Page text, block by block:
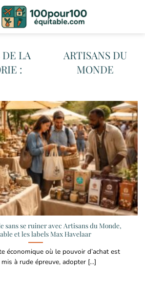
ARTISANS DU
MONDE
sans se ruiner avec Artisans du Monde,
et les labels Max Havelaar
économique où le pouvoir d’achat est
à rude épreuve, adopter [...]